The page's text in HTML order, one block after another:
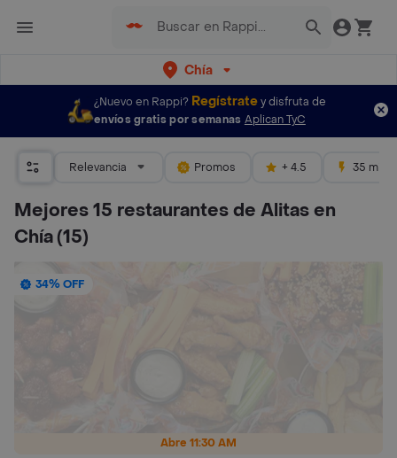
Chía
¿Nuevo en Rappi? Regístratey disfruta de
envíos gratis por semanas Aplican TyC
Relevancia Promos + 4.5 35 mins
Mejores 15 restaurantes de Alitas en
Chía(15)
Abre 11:30 AM
34% OFF